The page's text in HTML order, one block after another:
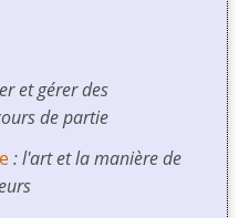
et gérer des
de partie
: l'art et la manière de